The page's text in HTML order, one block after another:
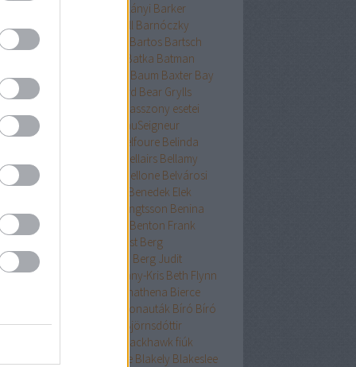
Bárkányi Barker
Barnard Barnhill Barnóczky
Barreau Bartos Bartsch
Batka Batman
Bauer Baum Baxter Bay
Bazterrica Beard Bear Grylls
Beatrice Hyde-Clare kisasszony esetei
Williams
BeauSeigneur
Stowe
Belfoure Belinda
Bellairs Bellamy
Belle Bellinger-nővérek Bellone Belvárosi
Benedek Elek
Bengtsson Benina
Benkő
Benton Frank
Berest Berg
Berg Judit
Berry Bethany-Kris Beth Flynn
Bhathena Bierce
Bionauták Bíró Bíró
Bishop
Björnsdóttir
Blackhawk fiúk
Blake Blakely Blakeslee